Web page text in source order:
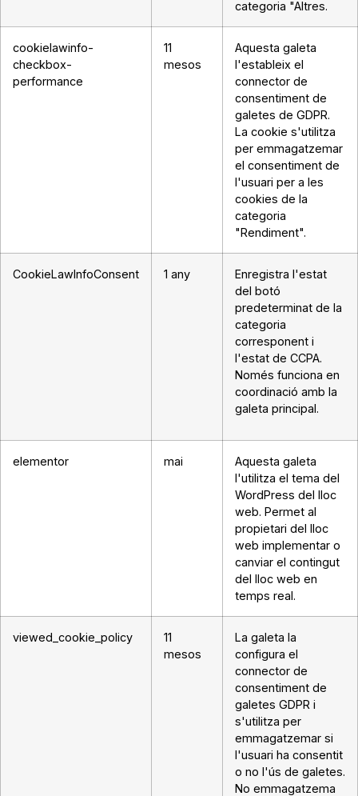
categoria "Altres.
cookielawinfo-
checkbox-
performance
11
mesos
Aquesta galeta
l'estableix el
connector de
consentiment de
galetes de GDPR.
La cookie s'utilitza
per emmagatzemar
el consentiment de
l'usuari per a les
cookies de la
categoria
"Rendiment".
CookieLawInfoConsent 1 any
Enregistra l'estat
del botó
predeterminat de la
categoria
corresponent i
l'estat de CCPA.
Només funciona en
coordinació amb la
galeta principal.
elementor mai
Aquesta galeta
l'utilitza el tema del
WordPress del lloc
web. Permet al
propietari del lloc
web implementar o
canviar el contingut
del lloc web en
temps real.
viewed_cookie_policy
11
mesos
La galeta la
configura el
connector de
consentiment de
galetes GDPR i
s'utilitza per
emmagatzemar si
l'usuari ha consentit
o no l'ús de galetes.
No emmagatzema